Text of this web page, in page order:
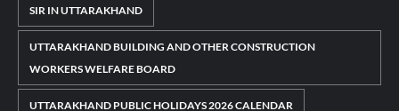
SIR IN UTTARAKHAND
UTTARAKHAND BUILDING AND OTHER CONSTRUCTION
WORKERS WELFARE BOARD
UTTARAKHAND PUBLIC HOLIDAYS 2026 CALENDAR